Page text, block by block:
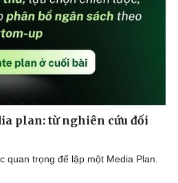
plan: từ nghiên cứu đối
quan trọng để lập một Media Plan.